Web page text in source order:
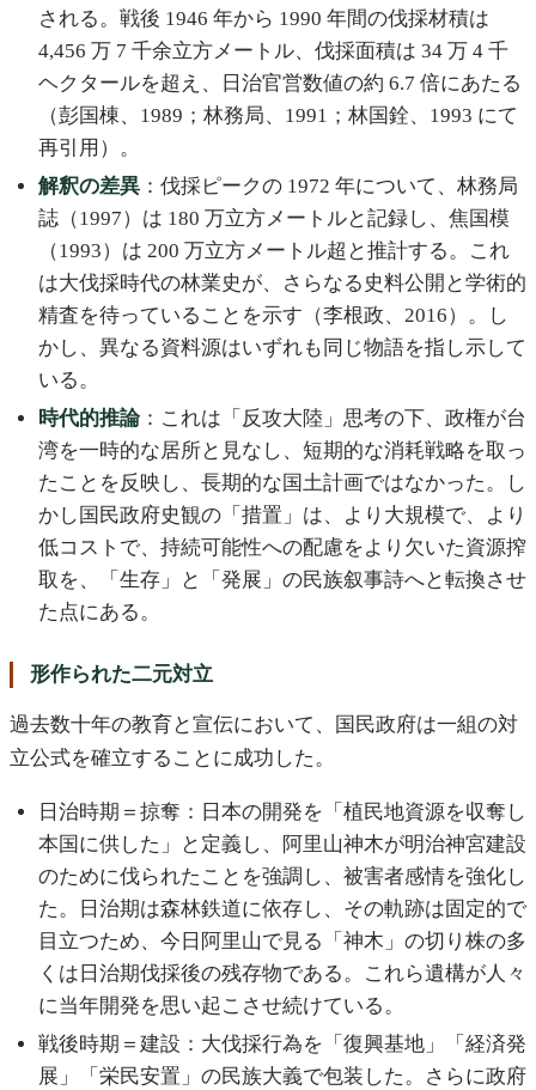
される。戦後 1946 年から 1990 年間の伐採材積は
4,456 万 7 千余立方メートル、伐採面積は 34 万 4 千
ヘクタールを超え、日治官営数値の約 6.7 倍にあたる
（彭国棟、1989；林務局、1991；林国銓、1993 にて
再引用）。
解釈の差異 ：伐採ピークの 1972 年について、林務局
誌（1997）は 180 万立方メートルと記録し、焦国模
（1993）は 200 万立方メートル超と推計する。これ
は大伐採時代の林業史が、さらなる史料公開と学術的
精査を待っていることを示す（李根政、2016）。し
かし、異なる資料源はいずれも同じ物語を指し示して
いる。
時代的推論：これは「反攻大陸」思考の下、政権が台
湾を一時的な居所と見なし、短期的な消耗戦略を取っ
たことを反映し、長期的な国土計画ではなかった。し
かし国民政府史観の「措置」は、より大規模で、より
低コストで、持続可能性への配慮をより欠いた資源搾
取を、「生存」と「発展」の民族叙事詩へと転換させ
た点にある。
形作られた二元対立
過去数十年の教育と宣伝において、国民政府は一組の対
立公式を確立することに成功した。
日治時期＝掠奪：日本の開発を「植民地資源を収奪し
本国に供した」と定義し、阿里山神木が明治神宮建設
のために伐られたことを強調し、被害者感情を強化し
た。日治期は森林鉄道に依存し、その軌跡は固定的で
目立つため、今日阿里山で見る「神木」の切り株の多
くは日治期伐採後の残存物である。これら遺構が人々
に当年開発を思い起こさせ続けている。
戦後時期＝建設：大伐採行為を「復興基地」「経済発
展」「栄民安置」の民族大義で包装した。さらに政府